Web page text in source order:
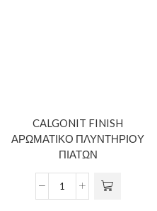
CALGONIT FINISH
ΑΡΩΜΑΤΙΚΟ ΠΛΥΝΤΗΡΙΟΥ
ΠΙΑΤΩΝ